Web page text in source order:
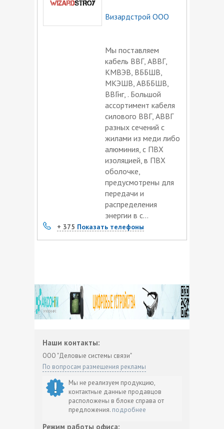
Визардстрой ООО
Мы поставляем
кабель ВВГ, АВВГ,
КМВЭВ, ВББШВ,
МКЭШВ, АВББШВ,
ВВГнг, . Большой
ассортимент кабеля
силового ВВГ, АВВГ
разных сечений с
жилами из меди либо
алюминия, с ПВХ
изоляцией, в ПВХ
оболочке,
предусмотрены для
передачи и
распределения
энергии в с...
+ 375 Показать телефоны
Наши контакты:
ООО "Деловые системы связи"
По вопросам размещения рекламы
Мы не реализуем продукцию,
контактные данные продавцов
расположены в блоке справа от
предложения. подробнее
Режим работы офиса: